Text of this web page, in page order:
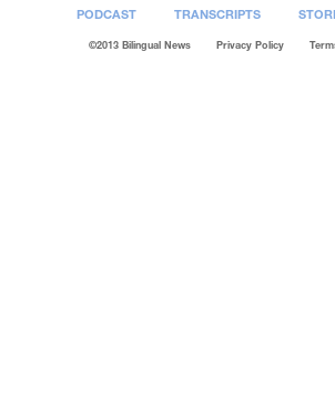
PODCAST TRANSCRIPTS
©2013 Bilingual News Privacy Policy